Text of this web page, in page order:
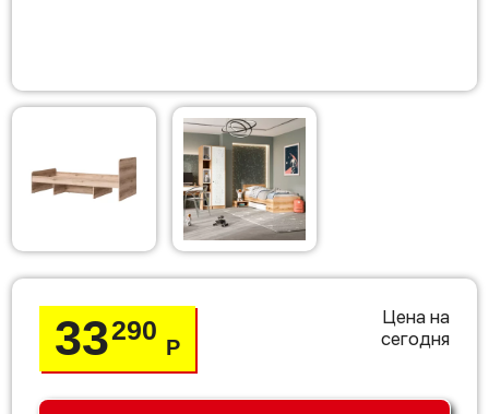
33290
Р
Цена на
сегодня